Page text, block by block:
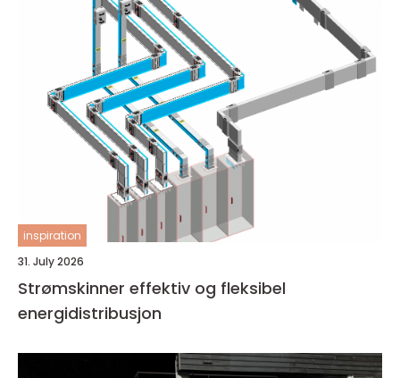
inspiration
31. July 2026
Strømskinner effektiv og fleksibel
energidistribusjon